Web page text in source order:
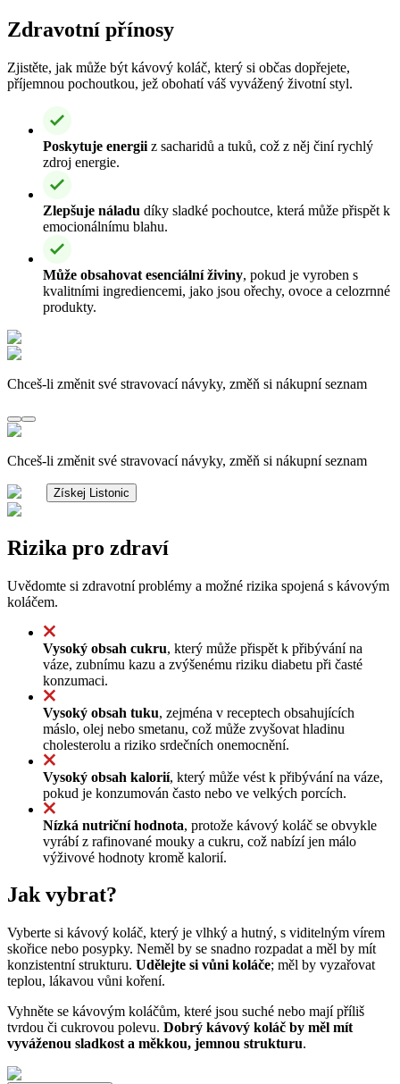
Zdravotní přínosy
Zjistěte, jak může být kávový koláč, který si občas dopřejete,
příjemnou pochoutkou, jež obohatí váš vyvážený životní styl.
Poskytuje energii z sacharidů a tuků, což z něj činí rychlý
zdroj energie.
Zlepšuje náladu díky sladké pochoutce, která může přispět k
emocionálnímu blahu.
Může obsahovat esenciální živiny, pokud je vyroben s
kvalitními ingrediencemi, jako jsou ořechy, ovoce a celozrnné
produkty.
Chceš-li změnit své stravovací návyky, změň si nákupní seznam
Chceš-li změnit své stravovací návyky, změň si nákupní seznam
Získej Listonic
Rizika pro zdraví
Uvědomte si zdravotní problémy a možné rizika spojená s kávovým
koláčem.
Vysoký obsah cukru, který může přispět k přibývání na
váze, zubnímu kazu a zvýšenému riziku diabetu při časté
konzumaci.
Vysoký obsah tuku, zejména v receptech obsahujících
máslo, olej nebo smetanu, což může zvyšovat hladinu
cholesterolu a riziko srdečních onemocnění.
Vysoký obsah kalorií, který může vést k přibývání na váze,
pokud je konzumován často nebo ve velkých porcích.
Nízká nutriční hodnota, protože kávový koláč se obvykle
vyrábí z rafinované mouky a cukru, což nabízí jen málo
výživové hodnoty kromě kalorií.
Jak vybrat?
Vyberte si kávový koláč, který je vlhký a hutný, s viditelným vírem
skořice nebo posypky. Neměl by se snadno rozpadat a měl by mít
konzistentní strukturu. Udělejte si vůni koláče; měl by vyzařovat
teplou, lákavou vůni koření.
Vyhněte se kávovým koláčům, které jsou suché nebo mají příliš
tvrdou či cukrovou polevu. Dobrý kávový koláč by měl mít
vyváženou sladkost a měkkou, jemnou strukturu.